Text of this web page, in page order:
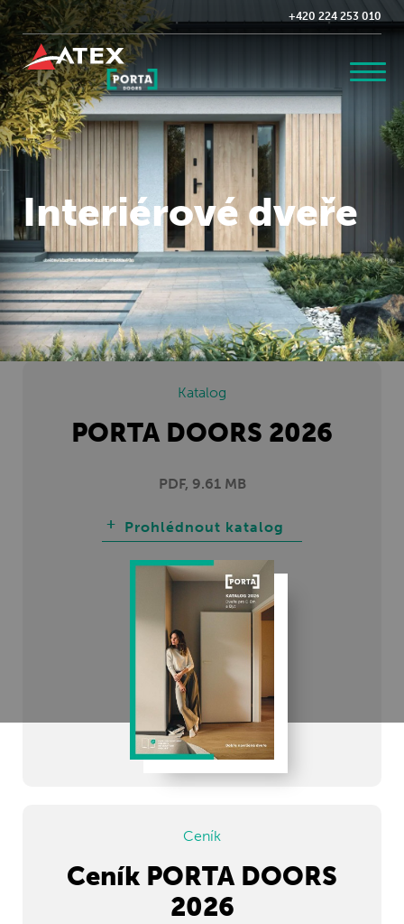
+420 224 253 010
Interiérové dveře
Katalog
PORTA DOORS 2026
PDF, 9.61 MB
Prohlédnout katalog
Ceník
Ceník PORTA DOORS
2026